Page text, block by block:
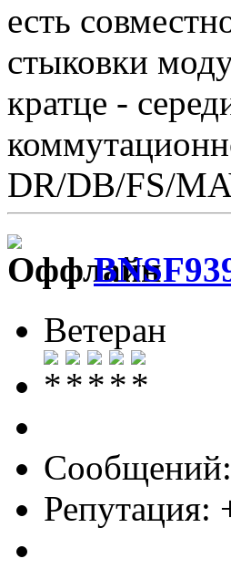
есть
стыковки
кратце -
DR/DB/FS/
Ветеран
Репутация: